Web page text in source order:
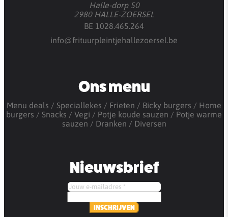
Halle-dorp 50
2980 HALLE-ZOERSEL
BE 1028.465.264
info@frituurpleintjehallezoersel.be
Ons menu
Menu deals Speciallekes Frieten Bicky burgers
Home
burgers
Snacks Vegi Potje koude sauzen
Potje warme
sauzen
Dranken Diversen
Nieuwsbrief
INSCHRIJVEN